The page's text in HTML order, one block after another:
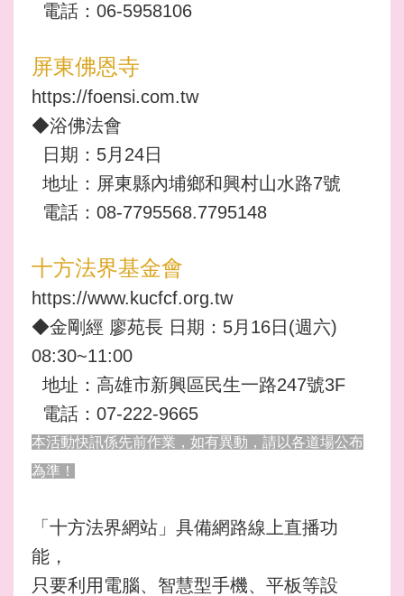
電話：06-5958106
屏東佛恩寺
https://foensi.com.tw
◆浴佛法會
日期：5月24日
地址：屏東縣內埔鄉和興村山水路7號
電話：08-7795568.7795148
十方法界基金會
https://www.kucfcf.org.tw
◆金剛經 廖苑長 日期：5月16日(週六)
08:30~11:00
地址：高雄市新興區民生一路247號3F
電話：07-222-9665
本活動快訊係先前作業，如有異動，請以各道場公布
為準！
「十方法界網站」具備網路線上直播功
能，
只要利用電腦、智慧型手機、平板等設